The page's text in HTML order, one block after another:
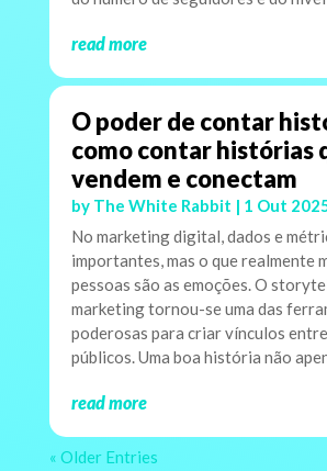
read more
O poder de contar
como contar histórias
vendem e conectam
by The White Rabbit | 1 Out
No marketing digital, dados e
importantes, mas o que realmente
pessoas são as emoções. O
marketing tornou-se uma das
poderosas para criar vínculos
públicos. Uma boa história não
read more
« Older Entries